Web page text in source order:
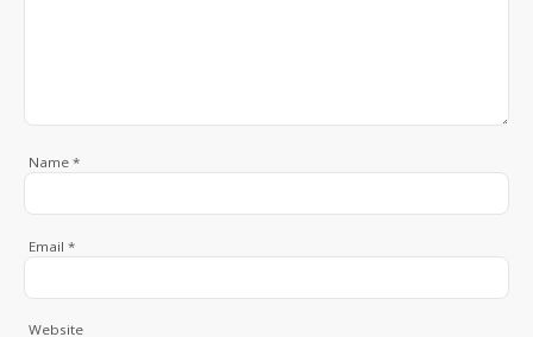
Name *
Email *
Website